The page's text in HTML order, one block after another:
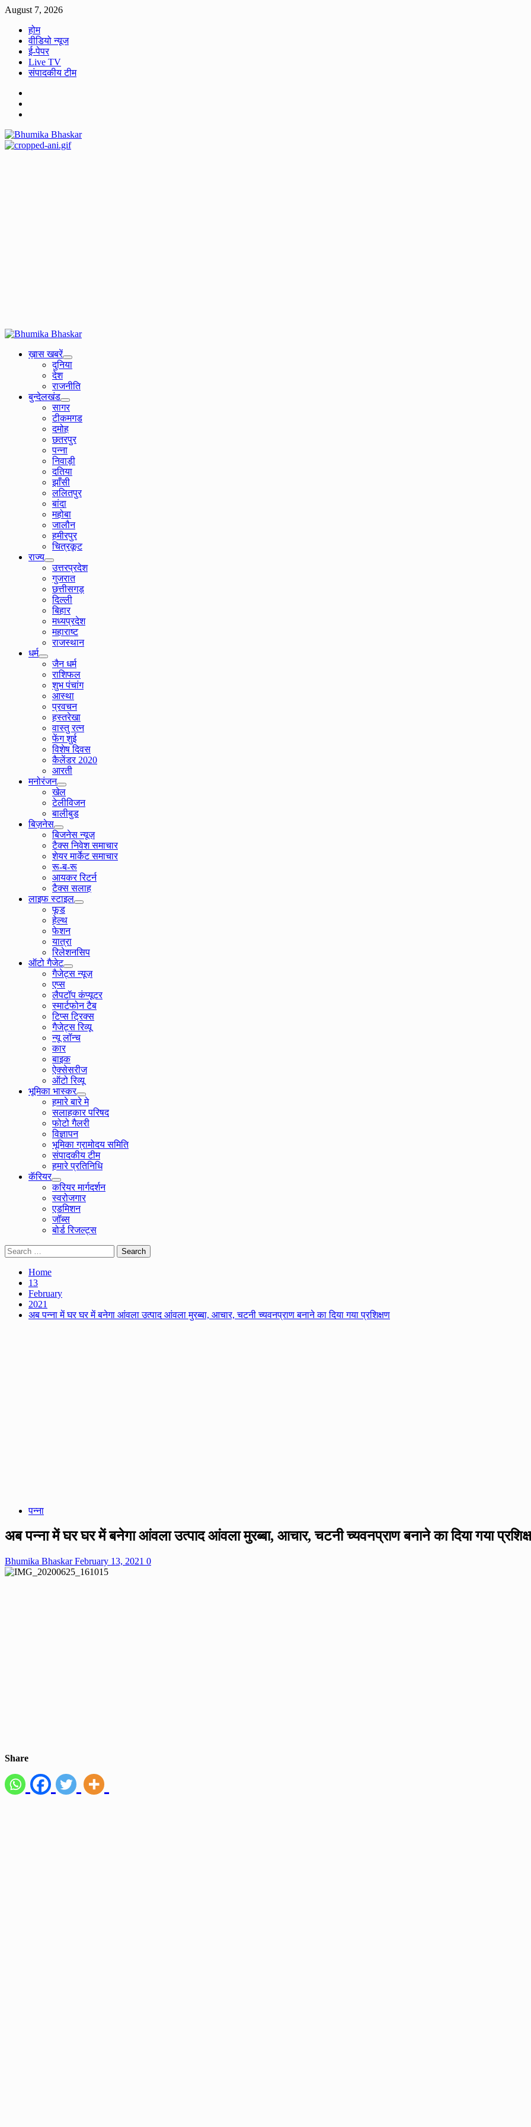
Skip
content
August 7, 2026
होम
वीडियो न्यूज
ई-पेपर
Live TV
संपादकीय टीम
Primary
ख़ास खबरें
दुनिया
देश
राजनीति
बुन्देलखंड
सागर
टीकमगड
दमोह
छतरपुर
पन्ना
निवाड़ी
दतिया
झाँसी
ललितपुर
बांदा
महोबा
जालौन
हमीरपुर
चित्रकूट
राज्य
उत्तरप्रदेश
गुजरात
छत्तीसगड़
दिल्ली
बिहार
मध्यप्रदेश
महाराष्ट
राजस्थान
धर्म
जैन धर्म
राशिफल
शुभ पंचांग
आस्था
प्रवचन
हस्तरेखा
वास्तु रत्न
फेंग शुई
विशेष दिवस
कैलेंडर 2020
आरती
मनोरंजन
खेल
टेलीविजन
बालीबुड
बिज़नेस
बिजनेस न्यूज़
टैक्स निवेश समाचार
शेयर मार्केट समाचार
रू-ब-रू
आयकर रिटर्न
टैक्स सलाह
लाइफ स्टाइल
फूड
हेल्थ
फेशन
यात्रा
रिलेशनसिप
ऑटो गैजेट
गैजेट्स न्यूज़
एप्स
लैपटॉप कंप्यूटर
स्मार्टफोन टैब
टिप्स ट्रिक्स
गैजेट्स रिव्यू
न्यू लॉन्च
कार
बाइक
ऐक्सेसरीज
ऑटो रिव्यू
भूमिका भास्कर
हमारे बारे मे
सलाहकार परिषद
फोटो गैलरी
विज्ञापन
भूमिका ग्रामोदय समिति
संपादकीय टीम
हमारे प्रतिनिधि
कॅरियर
करियर मार्गदर्शन
स्वरोजगार
एडमिशन
जॉब्स
बोर्ड रिजल्ट्स
Search
for:
Home
13
February
2021
अब पन्ना में घर घर में बनेगा आंवला उत्पाद आंवला मुरब्बा, आचार, चटनी च्यवनप्राण बनाने का दिया गया प्रशिक्षण
पन्ना
अब पन्ना में घर घर में बनेगा आंवला उत्पाद आंवला मुरब्बा, आचार, चटनी च्यवनप्राण बनाने का दिया गया
Bhumika BhaskarFebruary 13, 2021 0
Share